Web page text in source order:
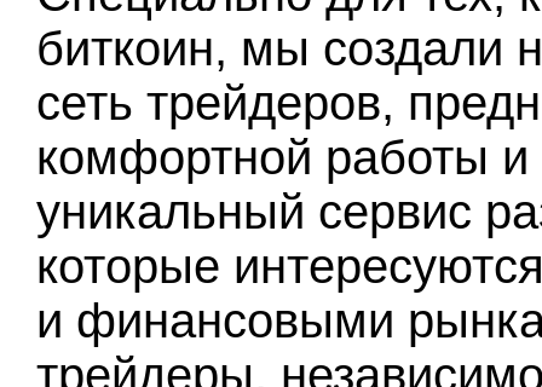
биткоин, мы создали
сеть трейдеров,
комфортной работы
уникальный сервис
которые
и финансовыми
трейдеры,